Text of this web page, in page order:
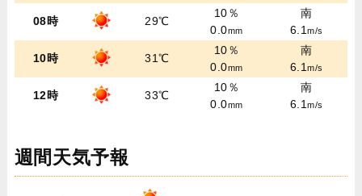
08時 29℃
10％
0.0mm
南
6.1m/s
10時 31℃
10％
0.0mm
南
6.1m/s
12時 33℃
10％
0.0mm
南
6.1m/s
週間天気予報